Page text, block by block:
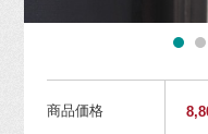
商品価格